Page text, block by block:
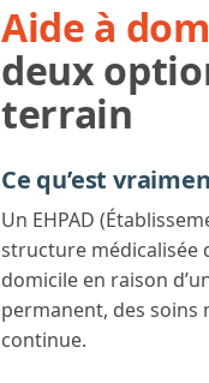
Aide à
deux
terrain
Ce qu’est
Un EHPAD
structure médicalisée
domicile en raison
permanent, des soins
continue.